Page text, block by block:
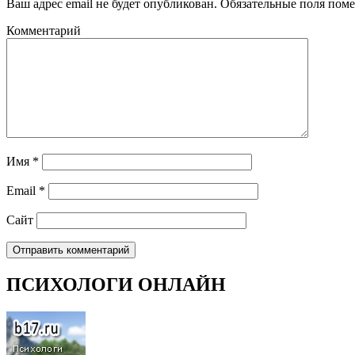
Ваш адрес email не будет опубликован. Обязательные поля
Комментарий
Имя *
Email *
Сайт
ПСИХОЛОГИ ОНЛАЙН